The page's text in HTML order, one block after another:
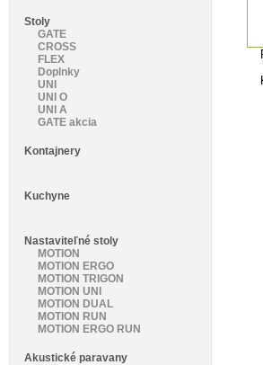
Stoly
GATE
CROSS
FLEX
Doplnky
UNI
UNI O
UNI A
GATE akcia
Kontajnery
Kuchyne
Nastaviteľné stoly
MOTION
MOTION ERGO
MOTION TRIGON
MOTION UNI
MOTION DUAL
MOTION RUN
MOTION ERGO RUN
Akustické paravany